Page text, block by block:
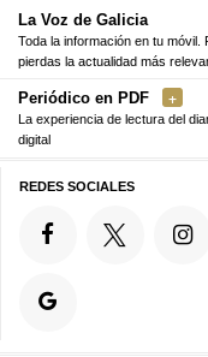
La Voz de Galicia
Toda la información en tu
pierdas la actualidad más
Periódico en PDF
La experiencia de lectura del
digital
REDES SOCIALES